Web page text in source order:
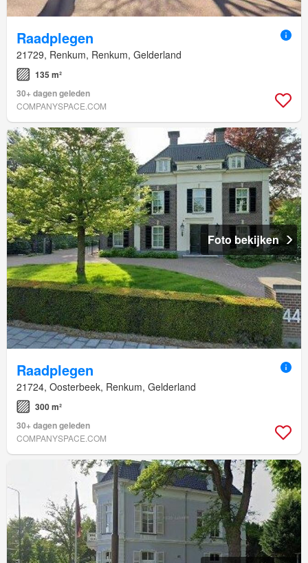
Raadplegen
21729, Renkum, Renkum, Gelderland
135 m²
30+ dagen geleden
COMPANYSPACE.COM
Foto bekijken
Raadplegen
21724, Oosterbeek, Renkum, Gelderland
300 m²
30+ dagen geleden
COMPANYSPACE.COM